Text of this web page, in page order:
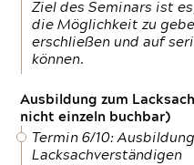
Ziel des Seminars ist
die Möglichkeit zu
erschließen und auf
können.
Ausbildung zum
nicht einzeln buchbar)
Termin 6/10:
Lacksachverständigen